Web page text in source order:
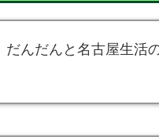
んだんと名古屋生活